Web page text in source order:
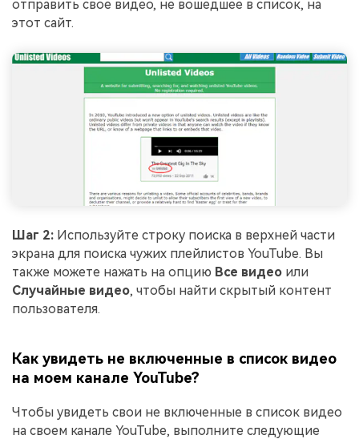
отправить свое видео, не вошедшее в список, на
этот сайт.
Шаг 2: Используйте строку поиска в верхней части
экрана для поиска чужих плейлистов YouTube. Вы
также можете нажать на опцию Все видео или
Случайные видео, чтобы найти скрытый контент
пользователя.
Как увидеть не включенные в список видео
на моем канале YouTube?
Чтобы увидеть свои не включенные в список видео
на своем канале YouTube, выполните следующие